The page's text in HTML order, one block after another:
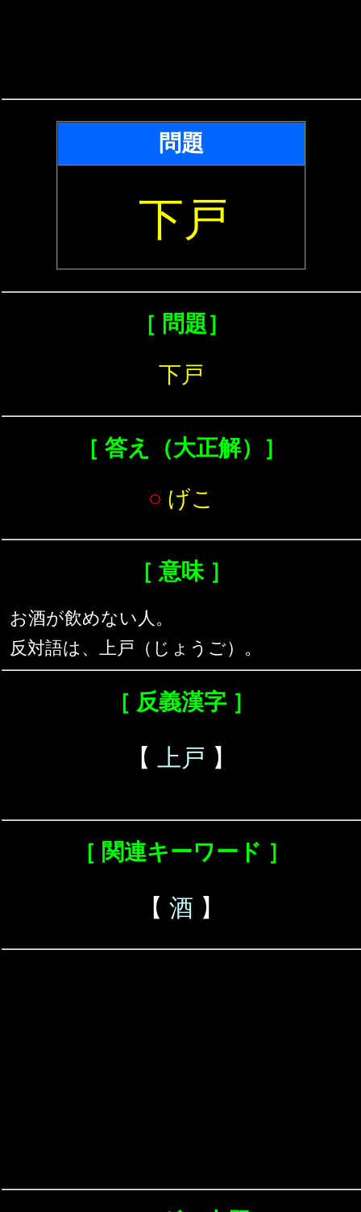
問題
下戸
［ 問題］
下戸
［ 答え（大正解）］
○ げこ
［ 意味 ］
お酒が飲めない人。
反対語は、上戸（じょうご）。
［ 反義漢字 ］
【 上戸 】
［ 関連キーワード ］
【 酒 】